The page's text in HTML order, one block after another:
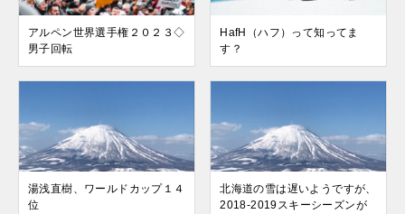
アルペン世界選手権２０２３◇
男子回転
HafH（ハフ）って知ってま
す？
湯浅直樹、ワールドカップ１４
位
北海道の雪は遅いようですが、
2018-2019スキーシーズンが